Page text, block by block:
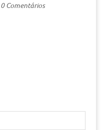
0 Comentários